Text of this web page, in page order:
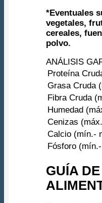
*Eventuales
vegetales,
cereales,
polvo.
ANÁLISIS
Proteína
Grasa Cruda
Fibra Cruda
Humedad
Cenizas
Calcio (mín.-
Fósforo
GUÍA DE